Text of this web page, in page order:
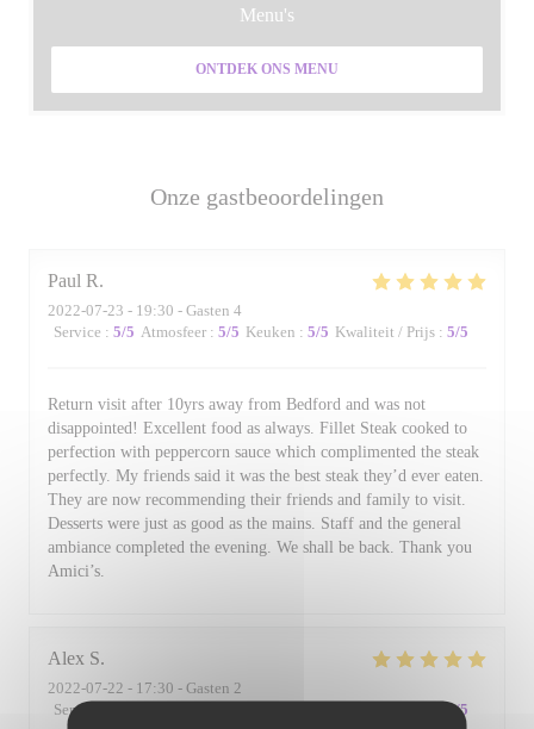
Onze gastbeoordelingen
Paul R
2022-07-23 - 19:30 - Gasten 4
Service : 5/5 Atmosfeer : 5/5 Keuken : 5/5 Kwaliteit / Prijs : 5/5
Return visit after 10yrs away from Bedford and was not
disappointed! Excellent food as always. Fillet Steak cooked to
perfection with peppercorn sauce which complimented the steak
perfectly. My friends said it was the best steak they’d ever eaten.
They are now recommending their friends and family to visit.
Desserts were just as good as the mains. Staff and the general
ambiance completed the evening. We shall be back. Thank you
Amici’s.
Alex S
2022-07-22 - 17:30 - Gasten 2
Service
4/5
Menu's
ONTDEK ONS MENU